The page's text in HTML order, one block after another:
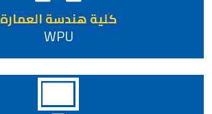
كلية هندسة العمارة
WPU